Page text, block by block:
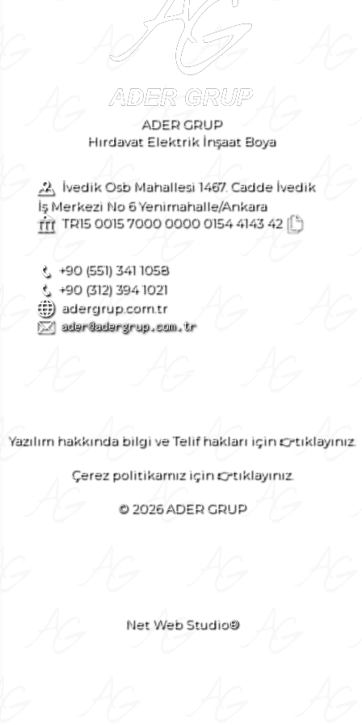
ADER GRUP
Hırdavat Elektrik İnşaat Boya
İvedik Osb Mahallesi 1467. Cadde İvedik
İş Merkezi No 6 Yenimahalle/Ankara
TR15 0015 7000 0000 0154 4143 42
+90 (551) 341 1058
+90 (312) 394 1021
adergrup.com.tr
Yazılım hakkında bilgi ve Telif hakları için 👉tıklayınız.
Çerez politikamız için 👉tıklayınız.
© 2026 ADER GRUP
Net Web Studio®